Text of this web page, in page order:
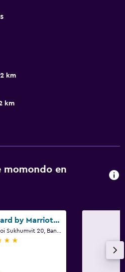
km
km
momondo en
Courtyard by Marriott Bangkok Sukhumvit 20